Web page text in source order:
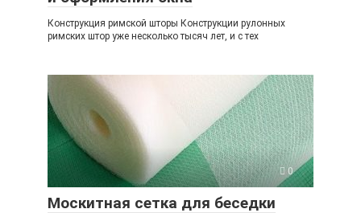
Конструкция римской шторы Конструкции рулонных
римских штор уже несколько тысяч лет, и с тех
0
Москитная сетка для беседки